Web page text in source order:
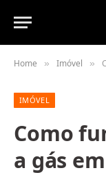
Home » Imóvel »
IMÓVEL
Como
a gás